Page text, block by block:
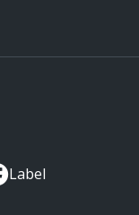
Label